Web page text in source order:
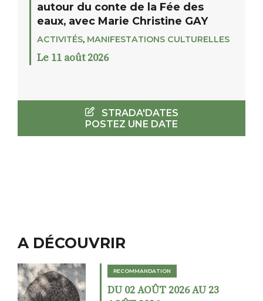
autour du conte de la Fée des
eaux, avec Marie Christine GAY
ACTIVITÉS, MANIFESTATIONS CULTURELLES
Le 11 août 2026
STRADA'DATES
POSTEZ UNE DATE
A DÉCOUVRIR
RECOMMANDATION
DU 02 AOÛT 2026 AU 23